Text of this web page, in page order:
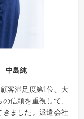
中島純
客満足度第1位、大
信頼を重視して、
ました。派遣会社